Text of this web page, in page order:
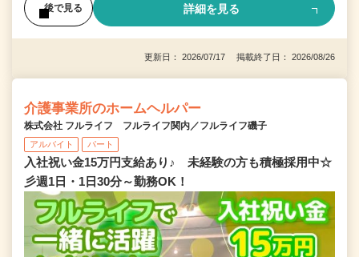
後で見る 詳細を見る
更新日： 2026/07/17 掲載終了日： 2026/08/26
介護事業所のホームヘルパー
株式会社 フルライフ フルライフ関内／フルライフ磯子
アルバイト パート
入社祝い金15万円支給あり♪ 未経験の方も積極採用中☆
彡週1日・1日30分～勤務OK！